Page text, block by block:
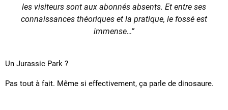
les visiteurs sont aux abonnés absents. Et entre ses
connaissances théoriques et la pratique, le fossé est
immense…”
Un Jurassic Park ?
Pas tout à fait. Même si effectivement, ça parle de dinosaure.